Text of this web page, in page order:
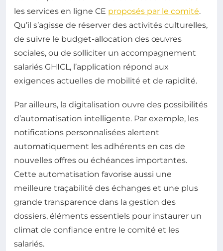
les services en ligne CE proposés par le comité.
Qu’il s’agisse de réserver des activités culturelles,
de suivre le budget-allocation des œuvres
sociales, ou de solliciter un accompagnement
salariés GHICL, l’application répond aux
exigences actuelles de mobilité et de rapidité.
Par ailleurs, la digitalisation ouvre des possibilités
d’automatisation intelligente. Par exemple, les
notifications personnalisées alertent
automatiquement les adhérents en cas de
nouvelles offres ou échéances importantes.
Cette automatisation favorise aussi une
meilleure traçabilité des échanges et une plus
grande transparence dans la gestion des
dossiers, éléments essentiels pour instaurer un
climat de confiance entre le comité et les
salariés.